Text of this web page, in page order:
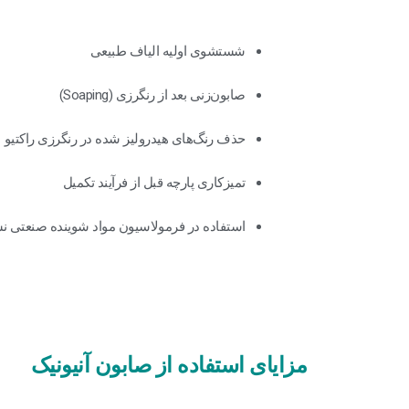
شستشوی اولیه الیاف طبیعی
صابون‌زنی بعد از رنگرزی (Soaping)
حذف رنگ‌های هیدرولیز شده در رنگرزی راکتیو
تمیزکاری پارچه قبل از فرآیند تکمیل
استفاده در فرمولاسیون مواد شوینده صنعتی
مزایای استفاده از صابون آنیونیک